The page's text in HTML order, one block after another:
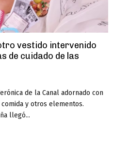
vestido intervenido
de cuidado de las
de la Canal adornado con
y otros elementos.
llegó...